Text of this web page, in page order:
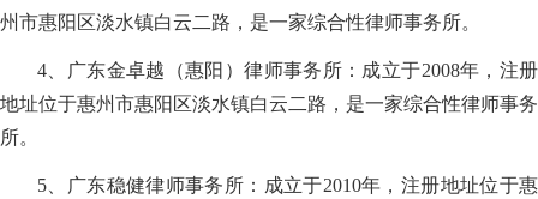
州市惠阳区淡水镇白云二路，是一家综合性律师事务所。
4、广东金卓越（惠阳）律师事务所：成立于2008年，注册
地址位于惠州市惠阳区淡水镇白云二路，是一家综合性律师事务
所。
5、广东稳健律师事务所：成立于2010年，注册地址位于惠